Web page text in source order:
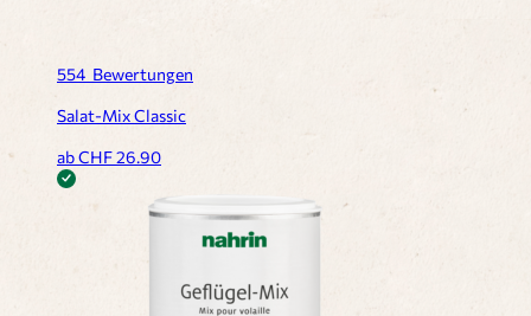
554 Bewertungen
Salat-Mix Classic
ab CHF26.90